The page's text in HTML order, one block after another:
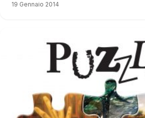
19 Gennaio 2014